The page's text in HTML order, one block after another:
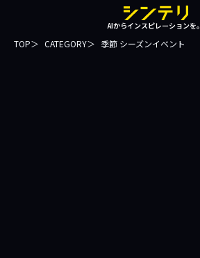
AIからインスピレーションを。
TOP CATEGORY 季節 シーズンイベント